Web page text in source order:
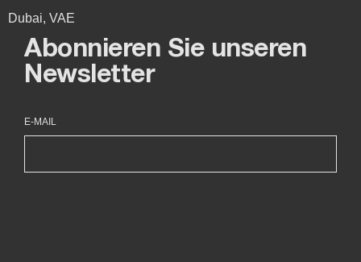
Dubai, VAE
Abonnieren Sie unseren
Newsletter
E-MAIL